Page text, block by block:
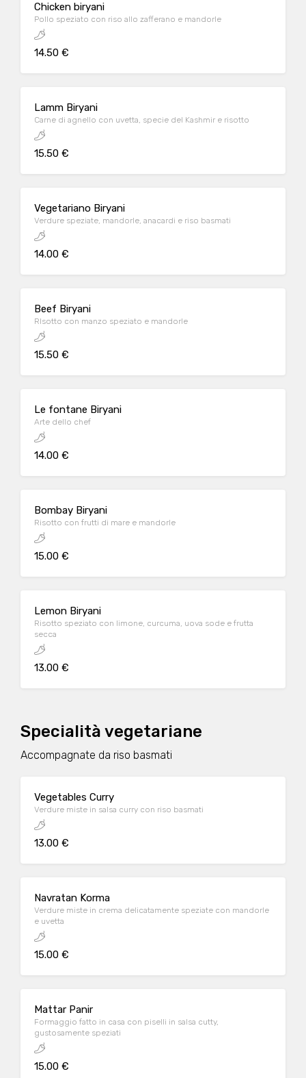
Chicken biryani
Pollo speziato con riso allo zafferano e mandorle
14.50 €
Lamm Biryani
Carne di agnello con uvetta, specie del Kashmir e risotto
15.50 €
Vegetariano Biryani
Verdure speziate, mandorle, anacardi e riso basmati
14.00 €
Beef Biryani
RIsotto con manzo speziato e mandorle
15.50 €
Le fontane Biryani
Arte dello chef
14.00 €
Bombay Biryani
Risotto con frutti di mare e mandorle
15.00 €
Lemon Biryani
Risotto speziato con limone, curcuma, uova sode e frutta
secca
13.00 €
Specialità vegetariane
Accompagnate da riso basmati
Vegetables Curry
Verdure miste in salsa curry con riso basmati
13.00 €
Navratan Korma
Verdure miste in crema delicatamente speziate con mandorle
e uvetta
15.00 €
Mattar Panir
Formaggio fatto in casa con piselli in salsa cutty,
gustosamente speziati
15.00 €